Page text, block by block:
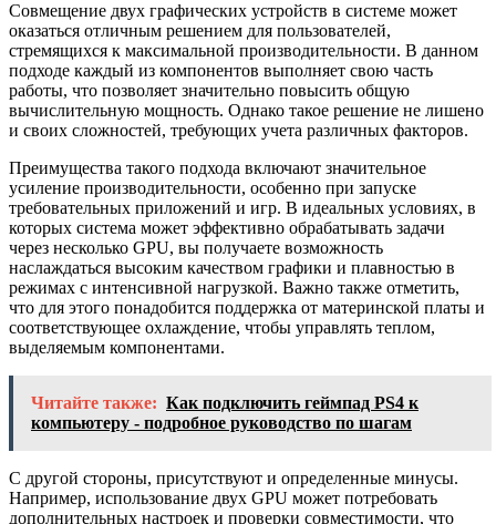
Совмещение двух графических устройств в системе может
оказаться отличным решением для пользователей,
стремящихся к максимальной производительности. В данном
подходе каждый из компонентов выполняет свою часть
работы, что позволяет значительно повысить общую
вычислительную мощность. Однако такое решение не лишено
и своих сложностей, требующих учета различных факторов.
Преимущества такого подхода включают значительное
усиление производительности, особенно при запуске
требовательных приложений и игр. В идеальных условиях, в
которых система может эффективно обрабатывать задачи
через несколько GPU, вы получаете возможность
наслаждаться высоким качеством графики и плавностью в
режимах с интенсивной нагрузкой. Важно также отметить,
что для этого понадобится поддержка от материнской платы и
соответствующее охлаждение, чтобы управлять теплом,
выделяемым компонентами.
Читайте также: Как подключить геймпад PS4 к
компьютеру - подробное руководство по шагам
С другой стороны, присутствуют и определенные минусы.
Например, использование двух GPU может потребовать
дополнительных настроек и проверки совместимости, что